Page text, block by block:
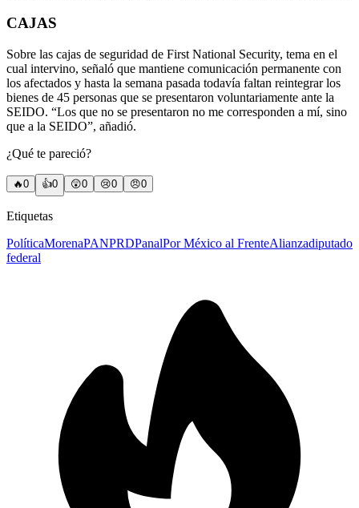
CAJAS
Sobre las cajas de seguridad de First National Security, tema en el
cual intervino, señaló que mantiene comunicación permanente con
los afectados y hasta la semana pasada todavía faltan reintegrar los
bienes de 45 personas que se presentaron voluntariamente ante la
SEIDO. “Los que no se presentaron no me corresponden a mí, sino
que a la SEIDO”, añadió.
¿Qué te pareció?
🔥0 👍0 😲0 😢0 😠0
Etiquetas
PolíticaMorenaPANPRDPanalPor México al FrenteAlianzadiputado
federal